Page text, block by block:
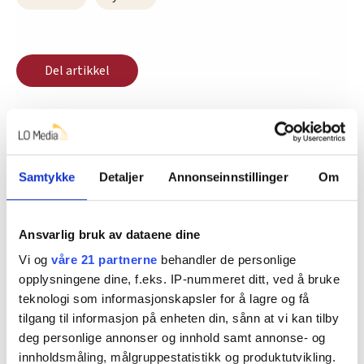
Samtykke Detaljer Annonseinnstillinger Om
Ansvarlig bruk av dataene dine
Vi og våre 21 partnerne behandler de personlige
opplysningene dine, f.eks. IP-nummeret ditt, ved å bruke
teknologi som informasjonskapsler for å lagre og få
tilgang til informasjon på enheten din, sånn at vi kan tilby
deg personlige annonser og innhold samt annonse- og
innholdsmåling, målgruppestatistikk og produktutvikling.
Del artikkel
Nå: 4 stillingsannonser
Regionleder Region Indre Øst